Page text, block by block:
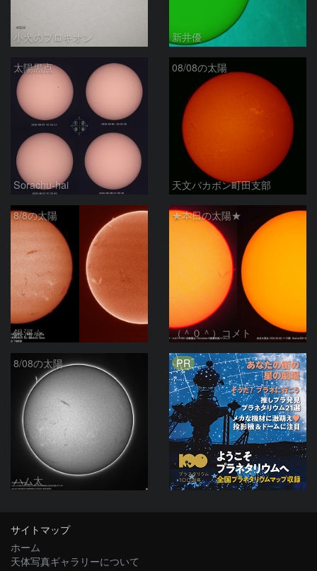
小犬のプロキオン 新井優
太陽黒点
Sorachu-hai
08/08の太陽
天文バカボン町田支部
8/8の太陽
銀河☆
★本日の太陽★
（＾０＾）コメト
8/08の太陽
ハム太
PR
サイトマップ
ホーム
天体写真ギャラリーについて